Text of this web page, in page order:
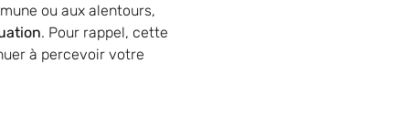
ou aux alentours,
. Pour rappel, cette
à percevoir votre